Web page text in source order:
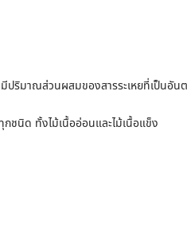
ริมาณส่วนผสมของสารระเหยที่เป็นอั
ชนิด ทั้งไม้เนื้ออ่อนและไม้เนื้อแข็ง